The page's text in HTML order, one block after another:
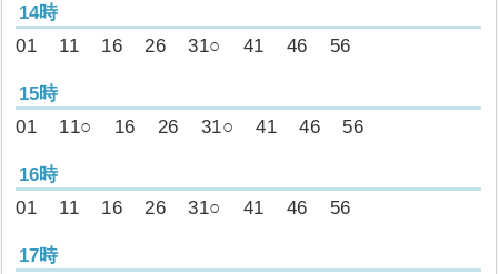
14時
01
11 16 26 31○ 41 46 56
15時
01
11○ 16 26 31○ 41 46 56
16時
01
11 16 26 31○ 41 46 56
17時